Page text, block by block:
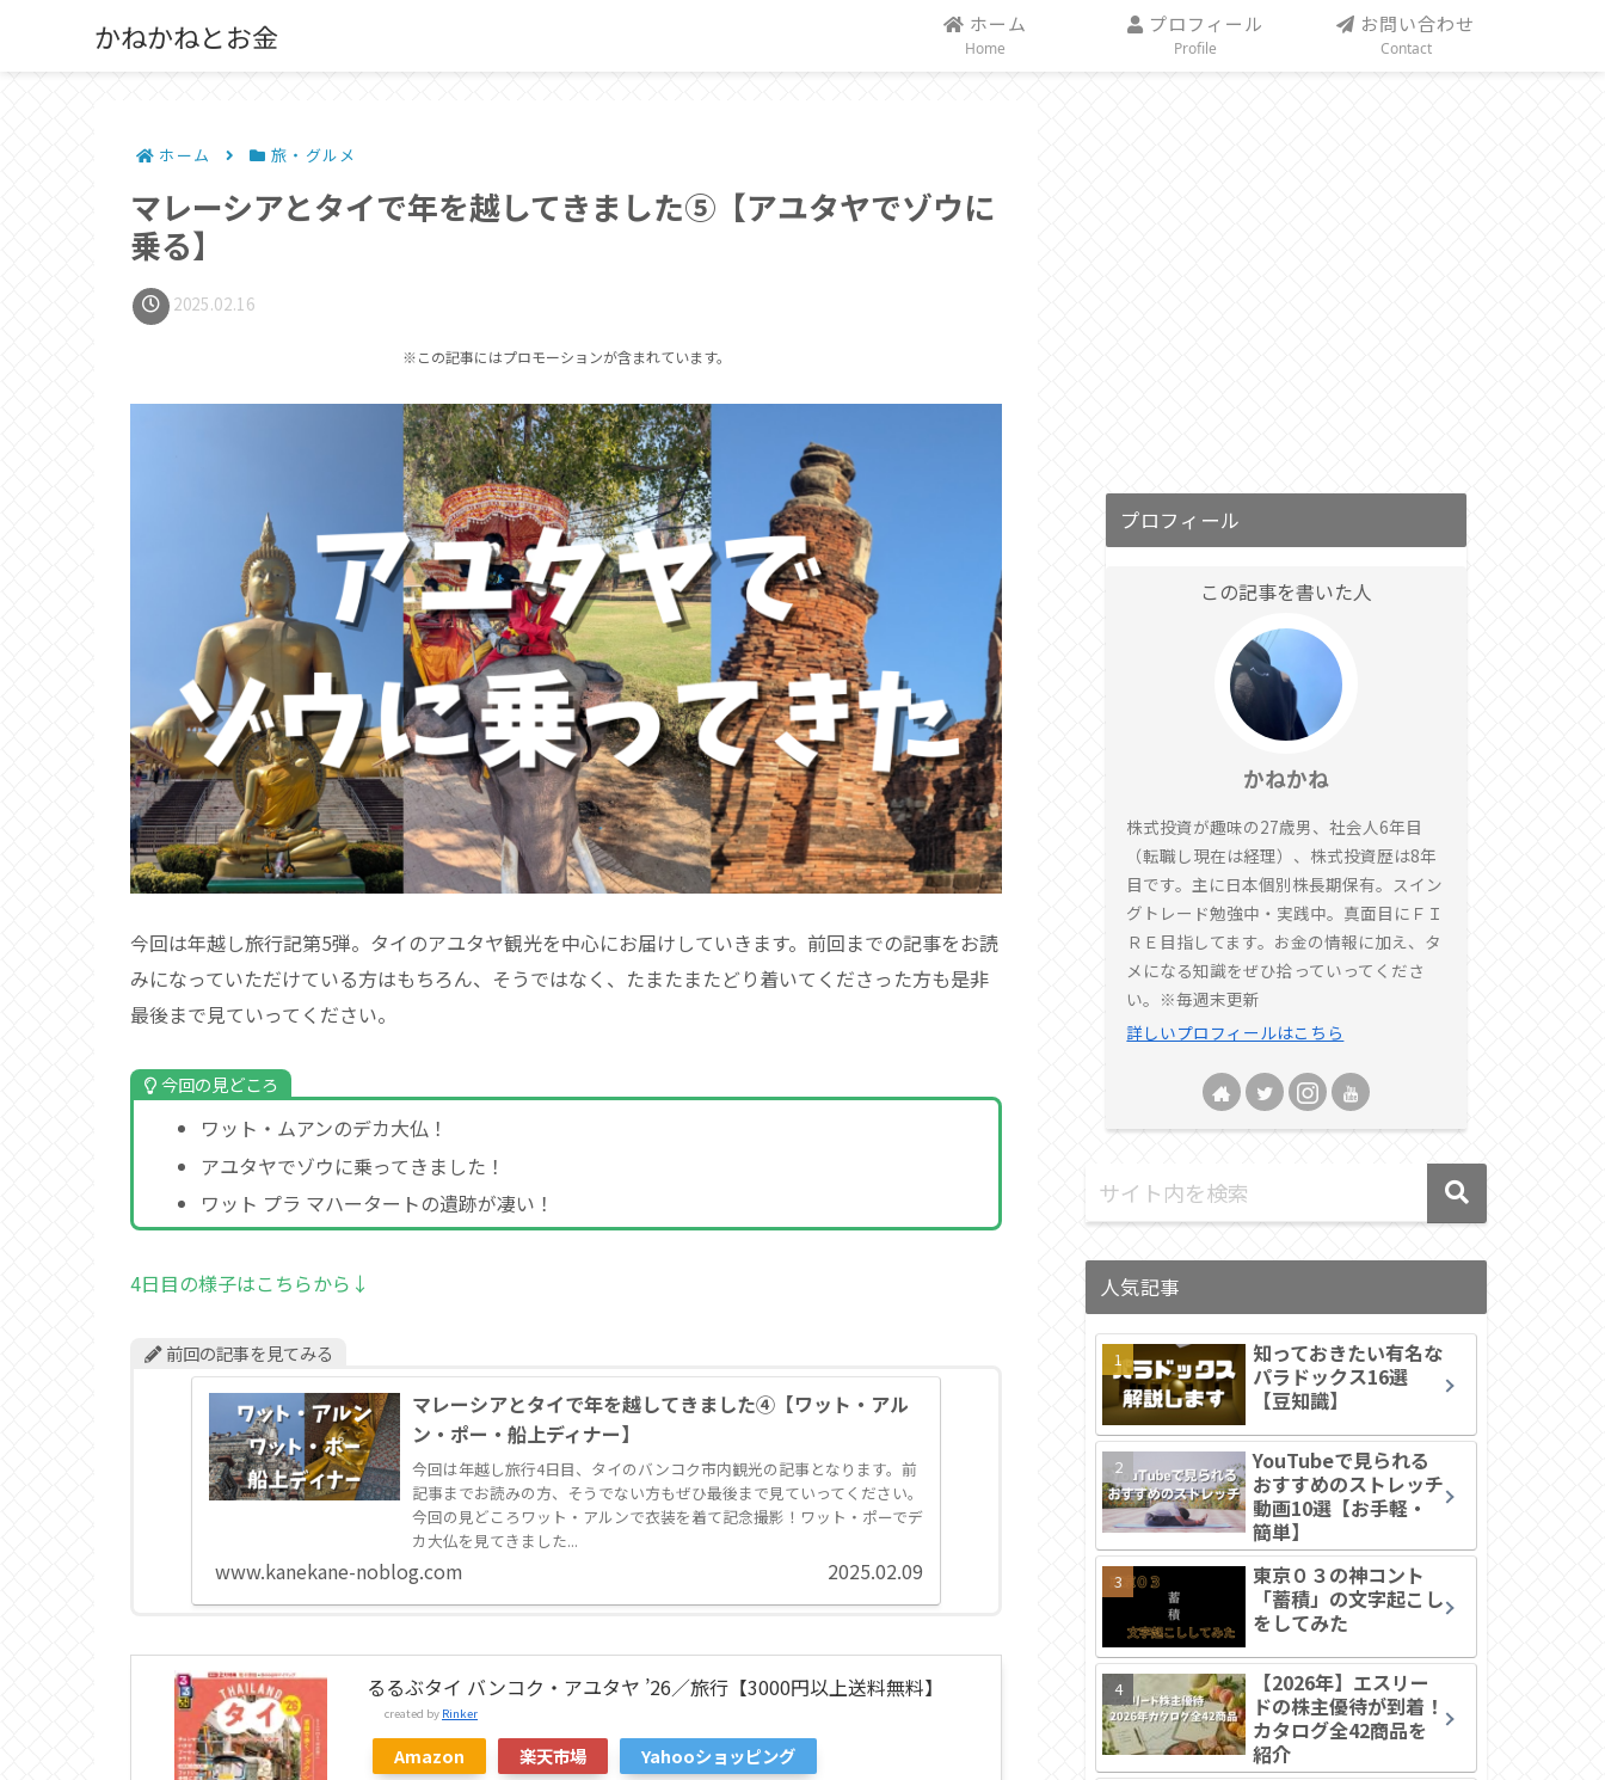
かねかねとお金 ホーム
Home
プロフィール
Profile
お問い合わせ
Contact
ホーム 旅・グルメ
マレーシアとタイで年を越してきました⑤【アユタヤでゾウに
乗る】
2025.02.16
※この記事にはプロモーションが含まれています。
今回は年越し旅行記第5弾。タイのアユタヤ観光を中心にお届けしていきます。前回までの記事をお読
みになっていただけている方はもちろん、そうではなく、たまたまたどり着いてくださった方も是非
最後まで見ていってください。
今回の見どころ
ワット・ムアンのデカ大仏！
アユタヤでゾウに乗ってきました！
ワット プラ マハータートの遺跡が凄い！
4日目の様子はこちらから↓
前回の記事を見てみる
マレーシアとタイで年を越してきました④【ワット・アル
ン・ポー・船上ディナー】
今回は年越し旅行4日目、タイのバンコク市内観光の記事となります。前
記事までお読みの方、そうでない方もぜひ最後まで見ていってください。
今回の見どころワット・アルンで衣装を着て記念撮影！ワット・ポーでデ
カ大仏を見てきました...
www.kanekane-noblog.com 2025.02.09
るるぶタイ バンコク・アユタヤ ’26／旅行【3000円以上送料無料】
created by Rinker
Amazon 楽天市場 Yahooショッピング
プロフィール
この記事を書いた人
かねかね
株式投資が趣味の27歳男、社会人6年目
（転職し現在は経理）、株式投資歴は8年
目です。主に日本個別株長期保有。スイン
グトレード勉強中・実践中。真面目にＦＩ
ＲＥ目指してます。お金の情報に加え、タ
メになる知識をぜひ拾っていってくださ
い。※毎週末更新
詳しいプロフィールはこちら
人気記事
知っておきたい有名な
パラドックス16選
【豆知識】
YouTubeで見られる
おすすめのストレッチ
動画10選【お手軽・
簡単】
東京０３の神コント
「蓄積」の文字起こし
をしてみた
【2026年】エスリー
ドの株主優待が到着！
カタログ全42商品を
紹介